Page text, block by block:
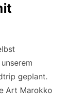
geplant.
Art Marokko